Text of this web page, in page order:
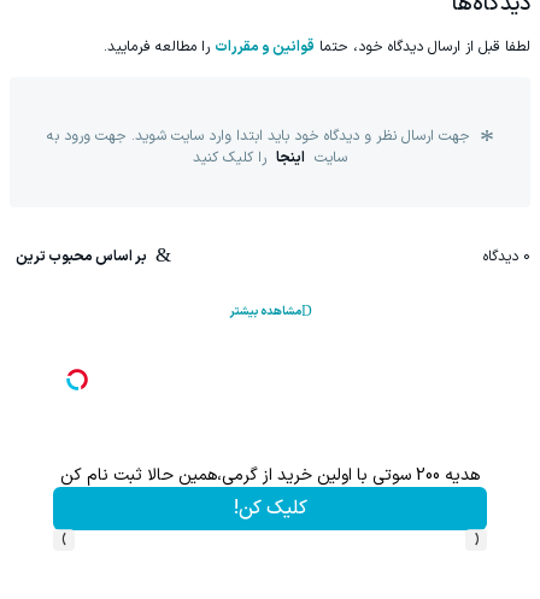
لطفا قبل از ارسال دیدگاه خود، حتما قوانین و مقررات را مطالعه فرمایید.
جهت ارسال نظر و دیدگاه خود باید ابتدا وارد سایت شوید. جهت ورود به
سایت اینجا را کلیک کنید
0 دیدگاه بر اساس محبوب ترین
مشاهده بیشتر
هدیه 200 سوتی با اولین خرید از گرمی،همین حالا ثبت نام کن
کلیک کن!
‹
›